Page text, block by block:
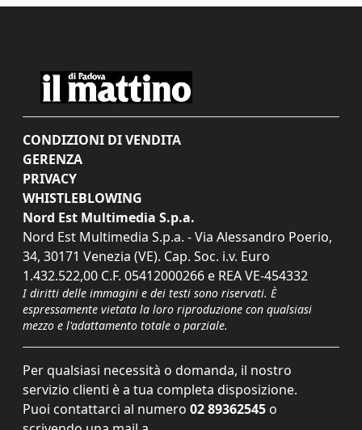
CONDIZIONI DI VENDITA
GERENZA
PRIVACY
WHISTLEBLOWING
Nord Est Multimedia S.p.a.
Nord Est Multimedia S.p.a. - Via Alessandro Poerio,
34, 30171 Venezia (VE). Cap. Soc. i.v. Euro
1.432.522,00 C.F. 05412000266 e REA VE-454332
I diritti delle immagini e dei testi sono riservati. È
espressamente vietata la loro riproduzione con qualsiasi
mezzo e l'adattamento totale o parziale.
Per qualsiasi necessità o domanda, il nostro
servizio clienti è a tua completa disposizione.
Puoi contattarci al numero 02 89362545 o